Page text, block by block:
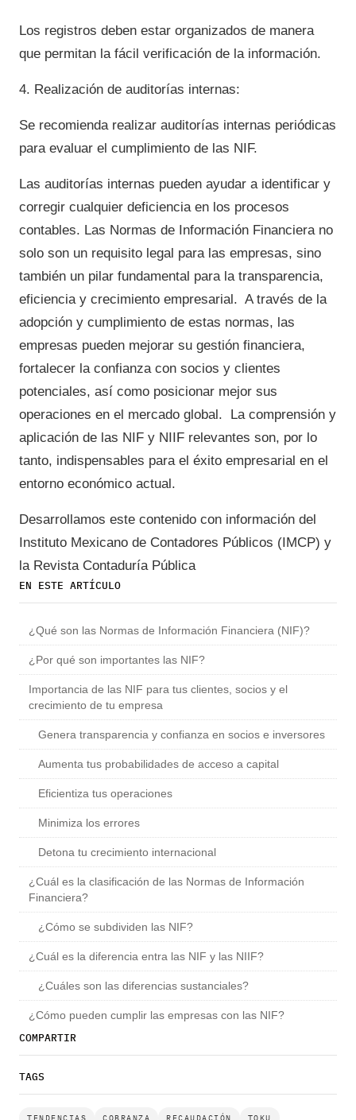
EN ESTE ARTÍCULO
¿Qué son las Normas de Información Financiera (NIF)?
¿Por qué son importantes las NIF?
Importancia de las NIF para tus clientes, socios y el
crecimiento de tu empresa
Genera transparencia y confianza en socios e inversores
Aumenta tus probabilidades de acceso a capital
Eficientiza tus operaciones
Minimiza los errores
Detona tu crecimiento internacional
¿Cuál es la clasificación de las Normas de Información
Financiera?
¿Cómo se subdividen las NIF?
¿Cuál es la diferencia entra las NIF y las NIIF?
¿Cuáles son las diferencias sustanciales?
¿Cómo pueden cumplir las empresas con las NIF?
COMPARTIR
TAGS
Los registros deben estar organizados de manera
que permitan la fácil verificación de la información.
4. Realización de auditorías internas:
Se recomienda realizar auditorías internas periódicas
para evaluar el cumplimiento de las NIF.
Las auditorías internas pueden ayudar a identificar y
corregir cualquier deficiencia en los procesos
contables. Las Normas de Información Financiera no
solo son un requisito legal para las empresas, sino
también un pilar fundamental para la transparencia,
eficiencia y crecimiento empresarial. A través de la
adopción y cumplimiento de estas normas, las
empresas pueden mejorar su gestión financiera,
fortalecer la confianza con socios y clientes
potenciales, así como posicionar mejor sus
operaciones en el mercado global. La comprensión y
aplicación de las NIF y NIIF relevantes son, por lo
tanto, indispensables para el éxito empresarial en el
entorno económico actual.
Desarrollamos este contenido con información del
Instituto Mexicano de Contadores Públicos (IMCP) y
la Revista Contaduría Pública